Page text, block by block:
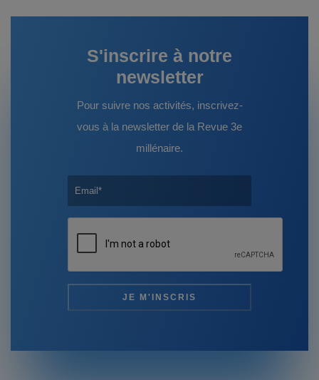
S'inscrire à notre
newsletter
Pour suivre nos activités, inscrivez-
vous à la newsletter de la Revue 3e
millénaire.